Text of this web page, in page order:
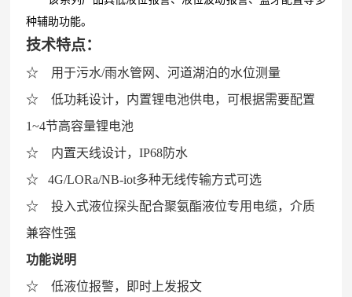
种辅助功能。
技术特点：
☆ 用于污水/雨水管网、河道湖泊的水位测量
☆ 低功耗设计，内置锂电池供电，可根据需要配置
1~4节高容量锂电池
☆ 内置天线设计，IP68防水
☆ 4G/LORa/NB-iot多种无线传输方式可选
☆ 投入式液位探头配合聚氨酯液位专用电缆，介质
兼容性强
功能说明
☆ 低液位报警，即时上发报文